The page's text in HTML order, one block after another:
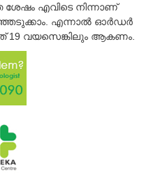
എവിടെ നിന്നാണ്
എന്നാല്‍ ഓര്‍ഡര്‍
വയസെങ്കിലും ആകണം.